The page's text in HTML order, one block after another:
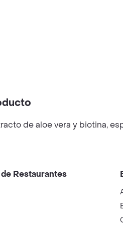
de aloe vera y biotina,
Restaurantes